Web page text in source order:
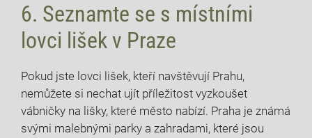
6. Seznamte se s místními
lovci lišek v Praze
Pokud jste lovci lišek, kteří navštěvují Prahu,
nemůžete si nechat ujít příležitost vyzkoušet
vábničky na lišky, které město nabízí. Praha je známá
svými malebnými parky a zahradami, které jsou